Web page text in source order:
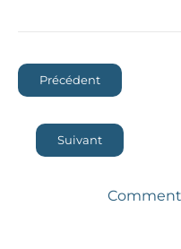
Précédent
Suivant